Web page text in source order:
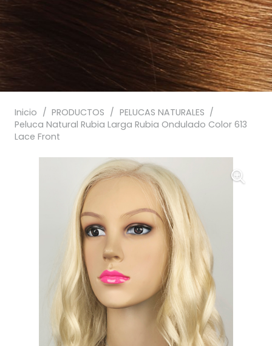
Inicio / PRODUCTOS / PELUCAS NATURALES /
Peluca Natural Rubia Larga Rubia Ondulado Color 613
Lace Front